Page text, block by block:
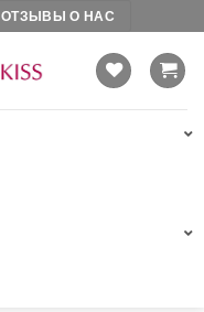
ОТЗЫВЫ О НАС